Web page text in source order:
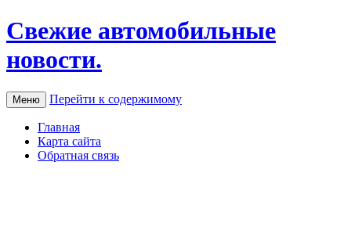
Свежие автомобильные
новости.
Меню Перейти к содержимому
Главная
Карта сайта
Обратная связь